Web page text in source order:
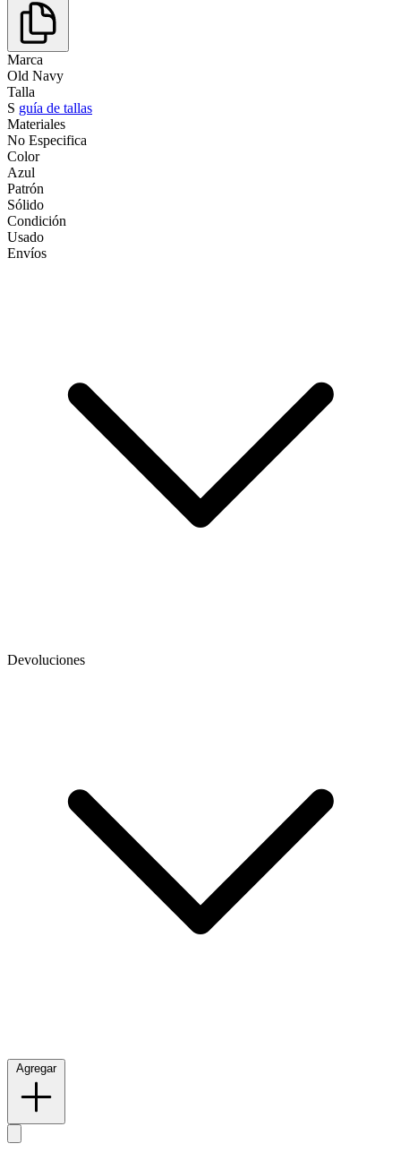
Marca
Old Navy
Talla
S guía de tallas
Materiales
No Especifica
Color
Azul
Patrón
Sólido
Condición
Usado
Envíos
Devoluciones
Agregar